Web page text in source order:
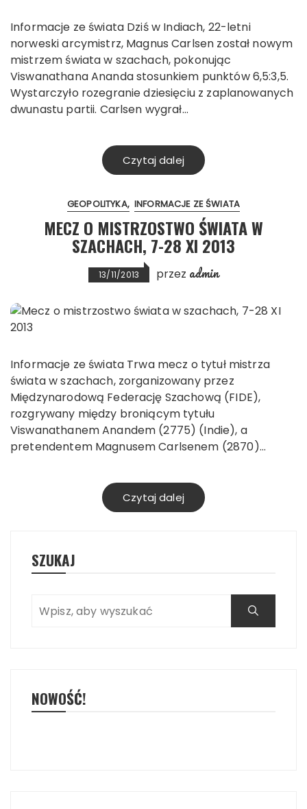
Informacje ze świata Dziś w Indiach, 22-letni
norweski arcymistrz, Magnus Carlsen został nowym
mistrzem świata w szachach, pokonując
Viswanathana Ananda stosunkiem punktów 6,5:3,5.
Wystarczyło rozegranie dziesięciu z zaplanowanych
dwunastu partii. Carlsen wygrał…
Czytaj dalej
GEOPOLITYKA INFORMACJE ZE ŚWIATA
MECZ O MISTRZOSTWO ŚWIATA W
SZACHACH, 7-28 XI 2013
13/11/2013 przez admin
Informacje ze świata Trwa mecz o tytuł mistrza
świata w szachach, zorganizowany przez
Międzynarodową Federację Szachową (FIDE),
rozgrywany między broniącym tytułu
Viswanathanem Anandem (2775) (Indie), a
pretendentem Magnusem Carlsenem (2870)…
Czytaj dalej
SZUKAJ
NOWOŚĆ!